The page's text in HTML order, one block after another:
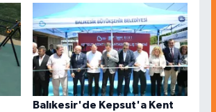
Balıkesir'de Kepsut'a Kent